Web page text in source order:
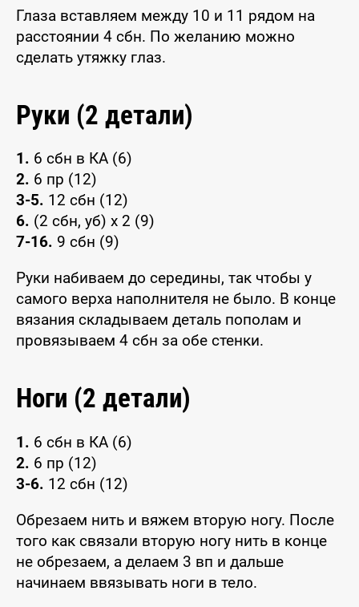
Глаза вставляем между 10 и 11 рядом на
расстоянии 4 сбн. По желанию можно
сделать утяжку глаз.
Руки (2 детали)
1. 6 сбн в КА (6)
2. 6 пр (12)
3-5. 12 сбн (12)
6. (2 сбн, уб) x 2 (9)
7-16. 9 сбн (9)
Руки набиваем до середины, так чтобы у
самого верха наполнителя не было. В конце
вязания складываем деталь пополам и
провязываем 4 сбн за обе стенки.
Ноги (2 детали)
1. 6 сбн в КА (6)
2. 6 пр (12)
3-6. 12 сбн (12)
Обрезаем нить и вяжем вторую ногу. После
того как связали вторую ногу нить в конце
не обрезаем, а делаем 3 вп и дальше
начинаем ввязывать ноги в тело.